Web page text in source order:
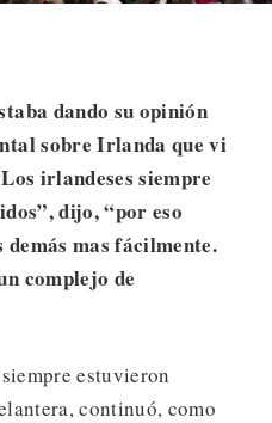
dando su opinión
sobre Irlanda que vi
irlandeses siempre
dijo, “por eso
mas fácilmente.
complejo de
estuvieron
continuó, como